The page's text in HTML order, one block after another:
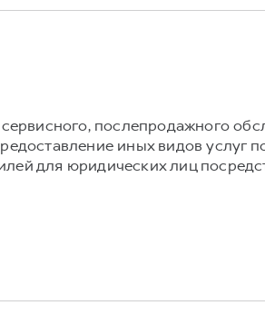
послепродажного
иных видов услуг
для юридических лиц